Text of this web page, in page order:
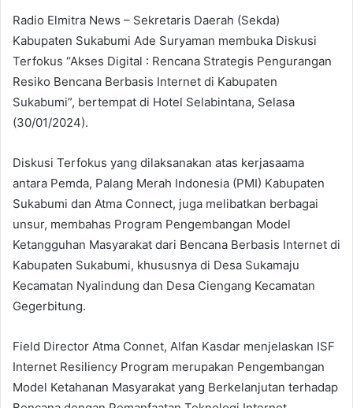
Radio Elmitra News – Sekretaris Daerah (Sekda)
Kabupaten Sukabumi Ade Suryaman membuka Diskusi
Terfokus “Akses Digital : Rencana Strategis Pengurangan
Resiko Bencana Berbasis Internet di Kabupaten
Sukabumi”, bertempat di Hotel Selabintana, Selasa
(30/01/2024).
Diskusi Terfokus yang dilaksanakan atas kerjasaama
antara Pemda, Palang Merah Indonesia (PMI) Kabupaten
Sukabumi dan Atma Connect, juga melibatkan berbagai
unsur, membahas Program Pengembangan Model
Ketangguhan Masyarakat dari Bencana Berbasis Internet di
Kabupaten Sukabumi, khususnya di Desa Sukamaju
Kecamatan Nyalindung dan Desa Ciengang Kecamatan
Gegerbitung.
Field Director Atma Connet, Alfan Kasdar menjelaskan ISF
Internet Resiliency Program merupakan Pengembangan
Model Ketahanan Masyarakat yang Berkelanjutan terhadap